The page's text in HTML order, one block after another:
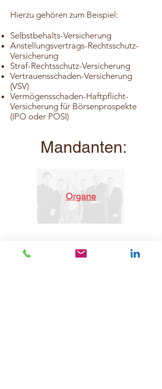
Hierzu gehören zum Beispiel:
Selbstbehalts-Versicherung
Anstellungsvertrags-Rechtsschutz-
Versicherung
Straf-Rechtsschutz-Versicherung
Vertrauensschaden-Versicherung
(VSV)
Vermögensschaden-Haftpflicht-
Versicherung für Börsenprospekte
(IPO oder POSI)
Mandanten:
Organe